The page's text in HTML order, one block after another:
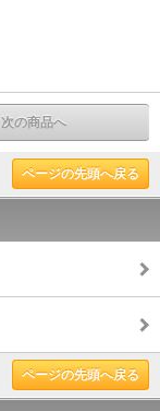
次の商品へ
ページの先頭へ戻る
ページの先頭へ戻る